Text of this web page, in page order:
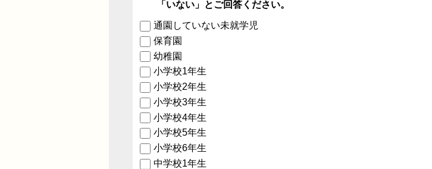
「いない」とご回答ください。
通園していない未就学児
保育園
幼稚園
小学校1年生
小学校2年生
小学校3年生
小学校4年生
小学校5年生
小学校6年生
中学校1年生